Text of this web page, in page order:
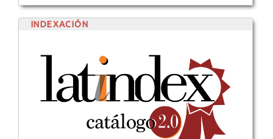
INDEXACIÓN